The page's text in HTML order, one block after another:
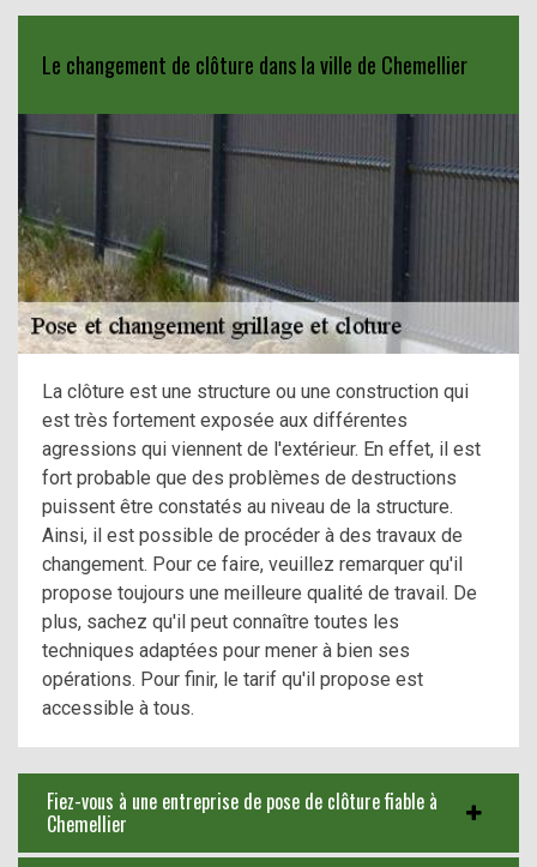
Le changement de clôture dans la ville de Chemellier
La clôture est une structure ou une construction qui
est très fortement exposée aux différentes
agressions qui viennent de l'extérieur. En effet, il est
fort probable que des problèmes de destructions
puissent être constatés au niveau de la structure.
Ainsi, il est possible de procéder à des travaux de
changement. Pour ce faire, veuillez remarquer qu'il
propose toujours une meilleure qualité de travail. De
plus, sachez qu'il peut connaître toutes les
techniques adaptées pour mener à bien ses
opérations. Pour finir, le tarif qu'il propose est
accessible à tous.
Fiez-vous à une entreprise de pose de clôture fiable à
Chemellier